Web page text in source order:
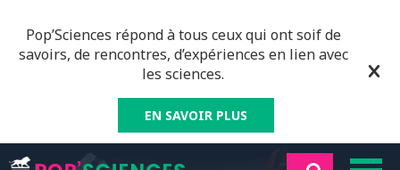
Pop’Sciences répond à tous ceux qui ont soif de
savoirs, de rencontres, d’expériences en lien avec
les sciences.
EN SAVOIR PLUS